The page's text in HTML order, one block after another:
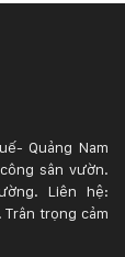
Quảng Nam
sân vườn.
Liên hệ:
trọng cảm